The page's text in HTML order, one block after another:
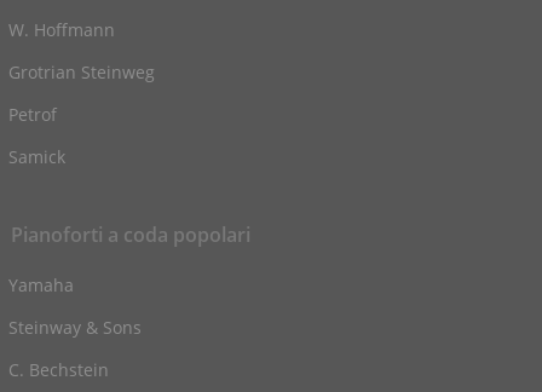
W. Hoffmann
Grotrian Steinweg
Petrof
Samick
Pianoforti a coda popolari
Yamaha
Steinway & Sons
C. Bechstein